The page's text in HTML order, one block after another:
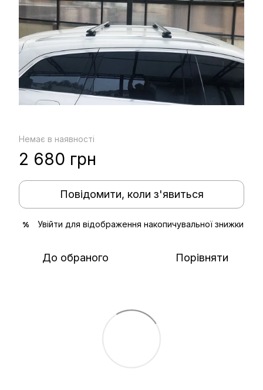
Немає в наявності
2 680 грн
Повідомити, коли з'явиться
% Увійти для відображення накопичувальної знижки
До обраного Порівняти